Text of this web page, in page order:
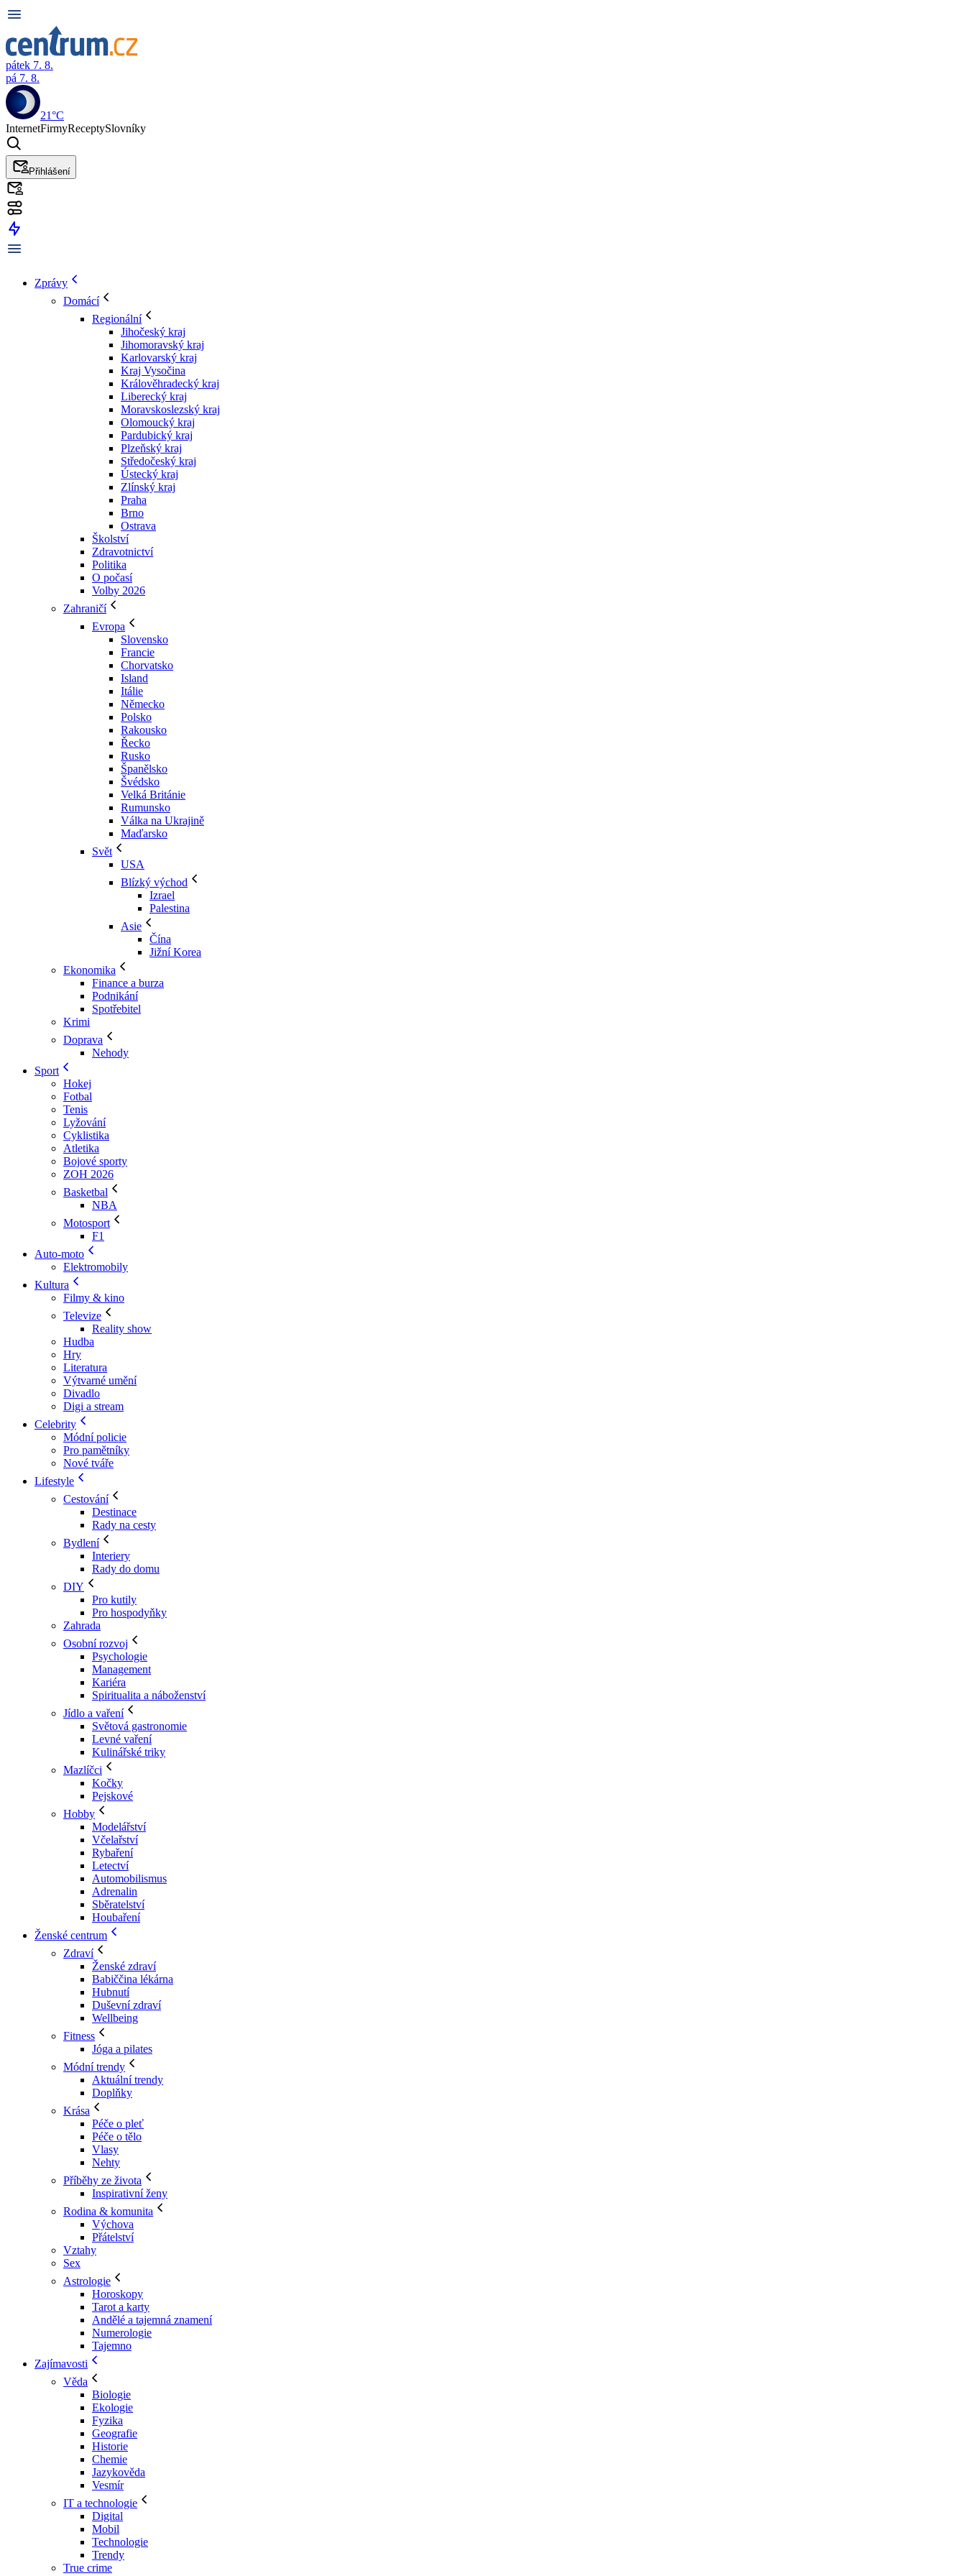
pátek 7. 8.
pá 7. 8.
21°C
InternetFirmyReceptySlovníky
Přihlášení
Zprávy
Domácí
Regionální
Jihočeský kraj
Jihomoravský kraj
Karlovarský kraj
Kraj Vysočina
Králověhradecký kraj
Liberecký kraj
Moravskoslezský kraj
Olomoucký kraj
Pardubický kraj
Plzeňský kraj
Středočeský kraj
Ústecký kraj
Zlínský kraj
Praha
Brno
Ostrava
Školství
Zdravotnictví
Politika
O počasí
Volby 2026
Zahraničí
Evropa
Slovensko
Francie
Chorvatsko
Island
Itálie
Německo
Polsko
Rakousko
Řecko
Rusko
Španělsko
Švédsko
Velká Británie
Rumunsko
Válka na Ukrajině
Maďarsko
Svět
USA
Blízký východ
Izrael
Palestina
Asie
Čína
Jižní Korea
Ekonomika
Finance a burza
Podnikání
Spotřebitel
Krimi
Doprava
Nehody
Sport
Hokej
Fotbal
Tenis
Lyžování
Cyklistika
Atletika
Bojové sporty
ZOH 2026
Basketbal
NBA
Motosport
F1
Auto-moto
Elektromobily
Kultura
Filmy & kino
Televize
Reality show
Hudba
Hry
Literatura
Výtvarné umění
Divadlo
Digi a stream
Celebrity
Módní policie
Pro pamětníky
Nové tváře
Lifestyle
Cestování
Destinace
Rady na cesty
Bydlení
Interiery
Rady do domu
DIY
Pro kutily
Pro hospodyňky
Zahrada
Osobní rozvoj
Psychologie
Management
Kariéra
Spiritualita a náboženství
Jídlo a vaření
Světová gastronomie
Levné vaření
Kulinářské triky
Mazlíčci
Kočky
Pejskové
Hobby
Modelářství
Včelařství
Rybaření
Letectví
Automobilismus
Adrenalin
Sběratelství
Houbaření
Ženské centrum
Zdraví
Ženské zdraví
Babiččina lékárna
Hubnutí
Duševní zdraví
Wellbeing
Fitness
Jóga a pilates
Módní trendy
Aktuální trendy
Doplňky
Krása
Péče o pleť
Péče o tělo
Vlasy
Nehty
Příběhy ze života
Inspirativní ženy
Rodina & komunita
Výchova
Přátelství
Vztahy
Sex
Astrologie
Horoskopy
Tarot a karty
Andělé a tajemná znamení
Numerologie
Tajemno
Zajímavosti
Věda
Biologie
Ekologie
Fyzika
Geografie
Historie
Chemie
Jazykověda
Vesmír
IT a technologie
Digital
Mobil
Technologie
Trendy
True crime